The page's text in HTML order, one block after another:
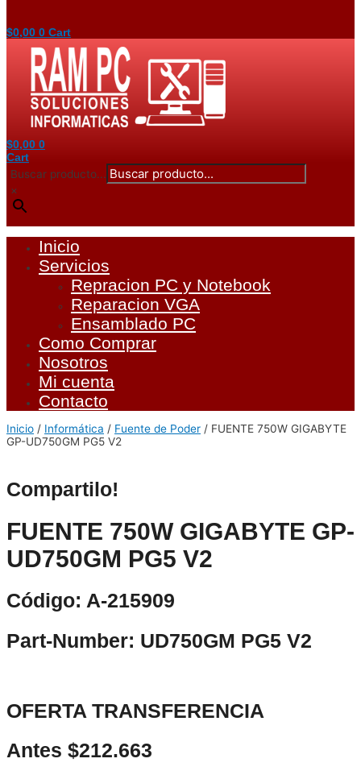
$0,00 0 Cart
$0,00 0
Cart
Buscar producto...
×
Inicio
Servicios
Repracion PC y Notebook
Reparacion VGA
Ensamblado PC
Como Comprar
Nosotros
Mi cuenta
Contacto
Inicio / Informática / Fuente de Poder / FUENTE 750W GIGABYTE
GP-UD750GM PG5 V2
Compartilo!
FUENTE 750W GIGABYTE GP-
UD750GM PG5 V2
Código: A-215909
Part-Number: UD750GM PG5 V2
OFERTA TRANSFERENCIA
Antes $212.663